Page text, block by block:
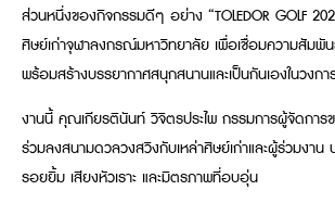
ส่วนหนึ่งของกิจกรรมดีๆ อย่าง “TOLEDOR GOLF
ศิษย์เก่าจุฬาลงกรณ์มหาวิทยาลัย เพื่อเชื่อมความสัมพัน
พร้อมสร้างบรรยากาศสนุกสนานและเป็นกันเองในวงก
งานนี้ คุณเกียรตินันท์ วิจิตรประไพ กรรมการผู้จัดการข
ร่วมลงสนามดวลวงสวิงกับเหล่าศิษย์เก่าและผู้ร่วมงาน
รอยยิ้ม เสียงหัวเราะ และมิตรภาพที่อบอุ่น